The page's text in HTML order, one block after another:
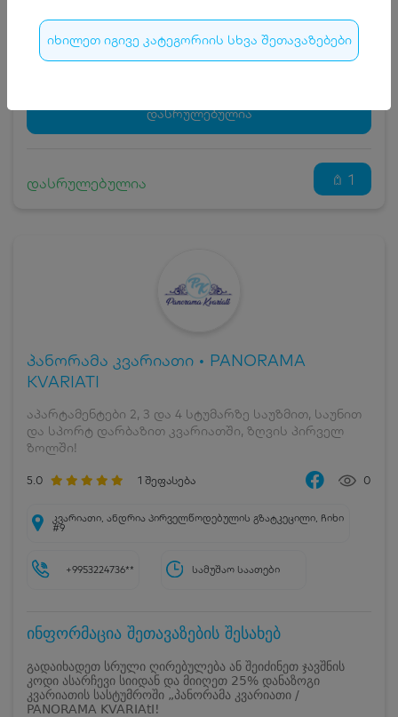
იხილეთ იგივე კატეგორიის სხვა შეთავაზებები
20₾
280₾
დამატებითი საწოლი
0 ₾
კვება
0 ₾
დასრულებულია
დასრულებულია 1
პანორამა კვარიათი • PANORAMA
KVARIATI
აპარტამენტები 2, 3 და 4 სტუმარზე საუზმით, საუნით
და სპორტ დარბაზით კვარიათში, ზღვის პირველ
ზოლში!
5.0 1 შეფასება 0
კვარიათი, ანდრია პირველწოდებულის გზატკეცილი, ჩიხი
#9
+9953224736** სამუშაო საათები
ინფორმაცია შეთავაზების შესახებ
გადაიხადეთ სრული ღირებულება ან შეიძინეთ ჯავშნის
კოდი ასარჩევი სიიდან და მიიღეთ 25% დანაზოგი
კვარიათის სასტუმროში „პანორამა კვარიათი /
PANORAMA KVARIAtI!